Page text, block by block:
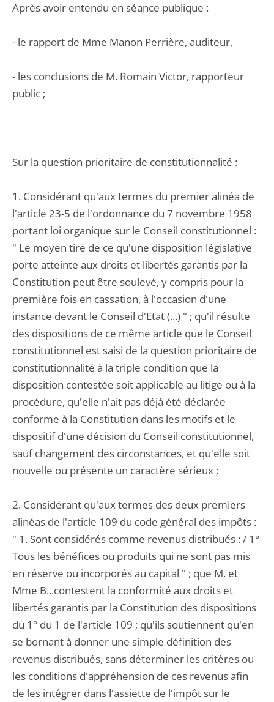
Après avoir entendu en séance publique :
- le rapport de Mme Manon Perrière, auditeur,
- les conclusions de M. Romain Victor, rapporteur
public ;
Sur la question prioritaire de constitutionnalité :
1. Considérant qu'aux termes du premier alinéa de
l'article 23-5 de l'ordonnance du 7 novembre 1958
portant loi organique sur le Conseil constitutionnel :
" Le moyen tiré de ce qu'une disposition législative
porte atteinte aux droits et libertés garantis par la
Constitution peut être soulevé, y compris pour la
première fois en cassation, à l'occasion d'une
instance devant le Conseil d'Etat (...) " ; qu'il résulte
des dispositions de ce même article que le Conseil
constitutionnel est saisi de la question prioritaire de
constitutionnalité à la triple condition que la
disposition contestée soit applicable au litige ou à la
procédure, qu'elle n'ait pas déjà été déclarée
conforme à la Constitution dans les motifs et le
dispositif d'une décision du Conseil constitutionnel,
sauf changement des circonstances, et qu'elle soit
nouvelle ou présente un caractère sérieux ;
2. Considérant qu'aux termes des deux premiers
alinéas de l'article 109 du code général des impôts :
" 1. Sont considérés comme revenus distribués : / 1°
Tous les bénéfices ou produits qui ne sont pas mis
en réserve ou incorporés au capital " ; que M. et
Mme B...contestent la conformité aux droits et
libertés garantis par la Constitution des dispositions
du 1° du 1 de l'article 109 ; qu'ils soutiennent qu'en
se bornant à donner une simple définition des
revenus distribués, sans déterminer les critères ou
les conditions d'appréhension de ces revenus afin
de les intégrer dans l'assiette de l'impôt sur le